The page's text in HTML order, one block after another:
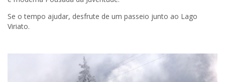
Se o tempo ajudar, desfrute de um passeio junto ao Lago
Viriato.